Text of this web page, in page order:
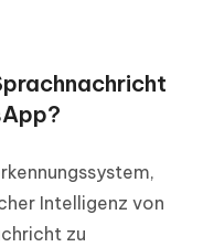
Intelligenz von
zu